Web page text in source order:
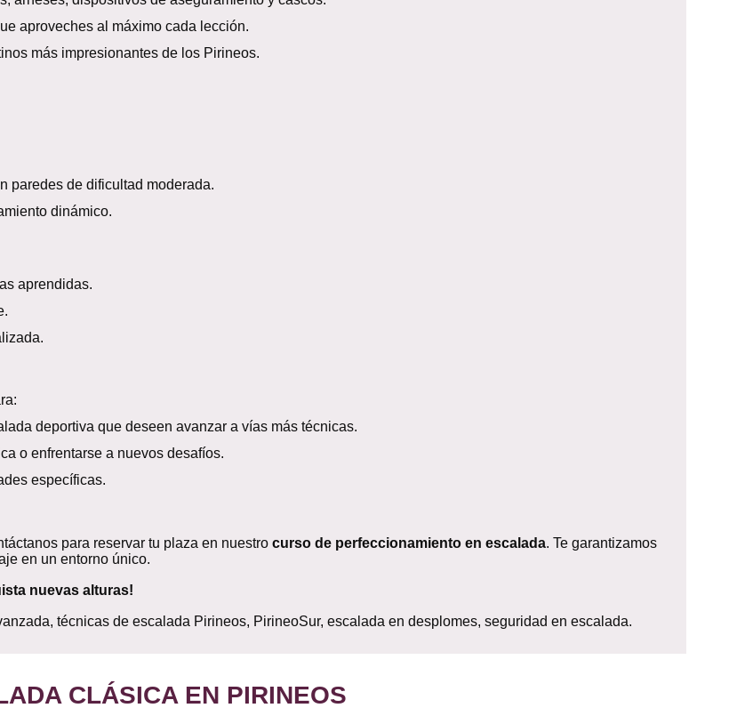
aproveches al máximo cada lección.
más impresionantes de los Pirineos.
de dificultad moderada.
dinámico.
aprendidas.
deportiva que deseen avanzar a vías más técnicas.
o enfrentarse a nuevos desafíos.
específicas.
para reservar tu plaza en nuestro curso de perfeccionamiento en escalada. Te garantizamos
en un entorno único.
nuevas alturas!
técnicas de escalada Pirineos, PirineoSur, escalada en desplomes, seguridad en escalada.
CLÁSICA EN PIRINEOS